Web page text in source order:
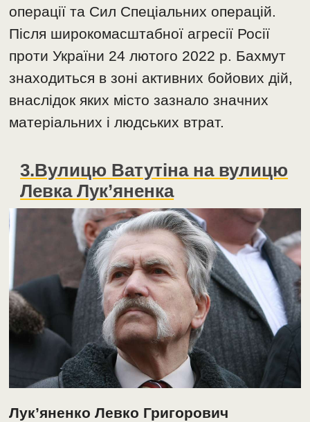
операції та Сил Спеціальних операцій.
Після широкомасштабної агресії Росії
проти України 24 лютого 2022 р. Бахмут
знаходиться в зоні активних бойових дій,
внаслідок яких місто зазнало значних
матеріальних і людських втрат.
3.Вулицю Ватутіна на вулицю
Левка Лук’яненка
Лук’яненко Левко Григорович